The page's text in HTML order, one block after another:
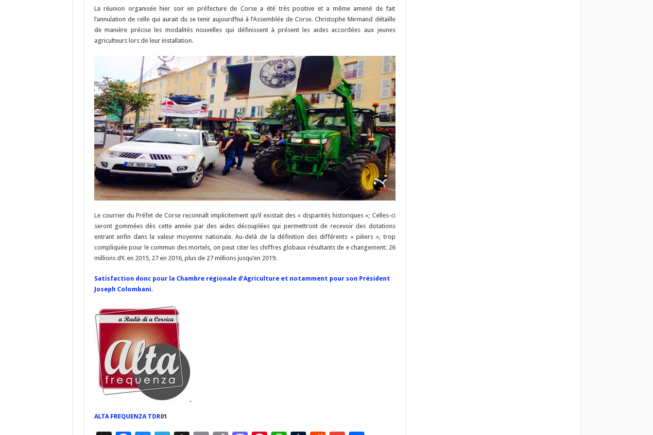
o
o
k
a
m
c
h
at
Li
n
k
o
n
t
p
p
r
t
er
La réunion organisée hier soir en préfecture de Corse a été très positive et a même amené de fait
l’annulation de celle qui aurait du se tenir aujourd’hui à l’Assemblée de Corse. Christophe Mirmand détaille
de manière précise les modalités nouvelles qui définissent à présent les aides accordées aux jeunes
agriculteurs lors de leur installation.
Le courrier du Préfet de Corse reconnaît implicitement qu’il existait des « disparités historiques »; Celles-ci
seront gommées dès cette année par des aides découplées qui permettront de recevoir des dotations
entrant enfin dans la valeur moyenne nationale. Au-delà de la définition des différents « piliers », trop
compliquée pour le commun des mortels, on peut citer les chiffres globaux résultants de e changement: 26
millions d’€ en 2015, 27 en 2016, plus de 27 millions jusqu’en 2019.
Satisfaction donc pour la Chambre régionale d’Agriculture et notamment pour son Président
Joseph Colombani.
ALTA FREQUENZA TDR01